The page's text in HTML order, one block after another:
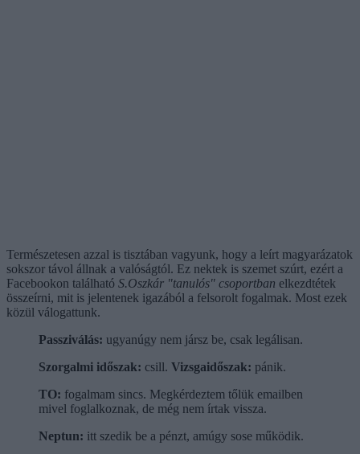
Természetesen azzal is tisztában vagyunk, hogy a leírt magyarázatok
sokszor távol állnak a valóságtól. Ez nektek is szemet szúrt, ezért a
Facebookon található S.Oszkár "tanulós" csoportban elkezdtétek
összeírni, mit is jelentenek igazából a felsorolt fogalmak. Most ezek
közül válogattunk.
Passziválás: ugyanúgy nem jársz be, csak legálisan.
Szorgalmi időszak: csill. Vizsgaidőszak: pánik.
TO: fogalmam sincs. Megkérdeztem tőlük emailben
mivel foglalkoznak, de még nem írtak vissza.
Neptun: itt szedik be a pénzt, amúgy sose működik.